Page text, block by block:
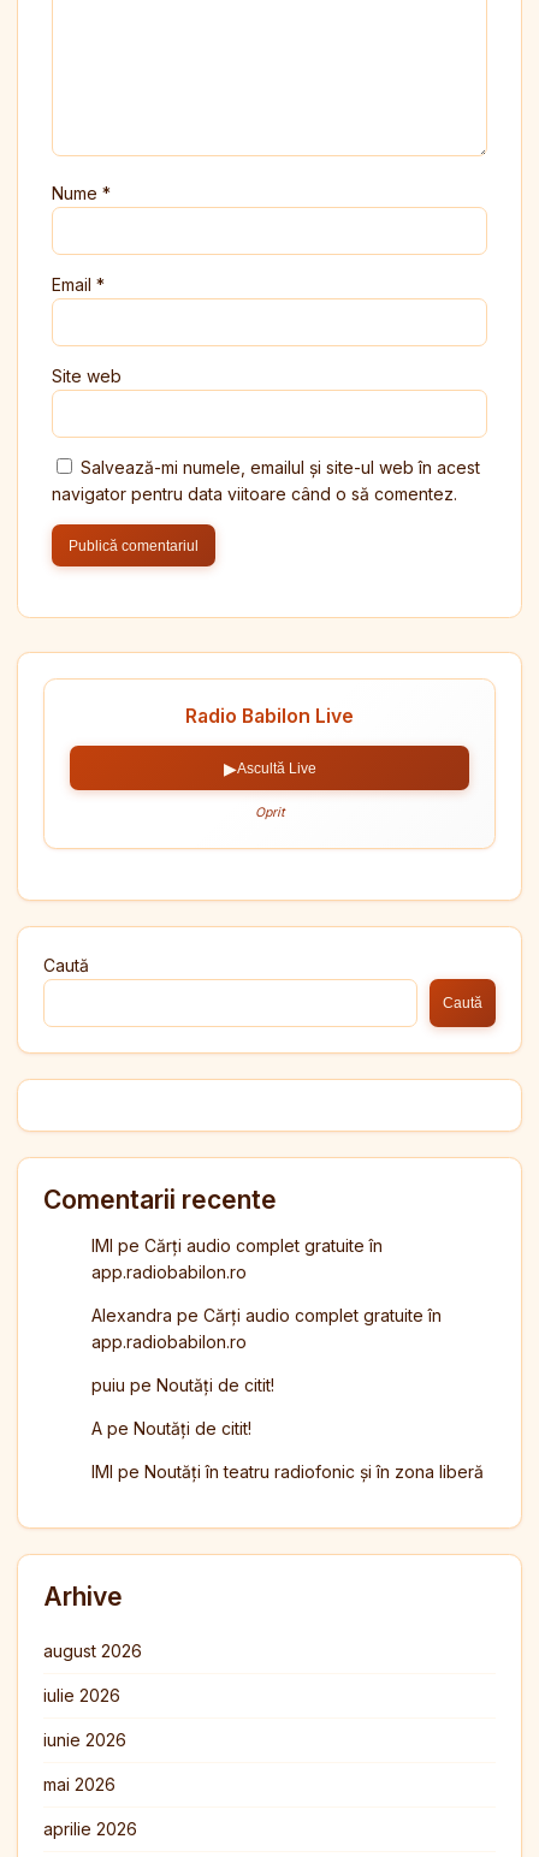
Nume *
Email *
Site web
Salvează-mi numele, emailul și site-ul web în acest
navigator pentru data viitoare când o să comentez.
Radio Babilon Live
▶Ascultă Live
Oprit
Caută
Caută
Comentarii recente
IMI pe Cărți audio complet gratuite în
app.radiobabilon.ro
Alexandra pe Cărți audio complet gratuite în
app.radiobabilon.ro
puiu pe Noutăți de citit!
A pe Noutăți de citit!
IMI pe Noutăți în teatru radiofonic și în zona liberă
Arhive
august 2026
iulie 2026
iunie 2026
mai 2026
aprilie 2026